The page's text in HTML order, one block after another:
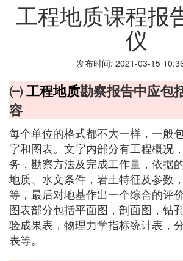
工程地质课程报
仪
发布时间: 2021-03-15
㈠工程地质勘察报告中应包
容
每个单位的格式都不大一样，一般
字和图表。文字内部分有工程概况
务，勘察方法及完成工作量，依据
地质、水文条件，岩土特征及参数
等，最后对地基作出一个综合的评
图表部分包括平面图，剖面图，钻
验成果表，物理力学指标统计表，
表等。